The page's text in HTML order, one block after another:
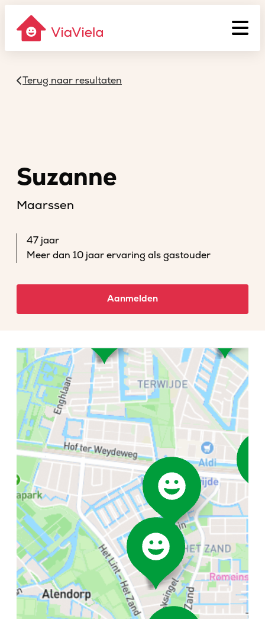
Terug naar resultaten
Suzanne
Maarssen
47 jaar
Meer dan 10 jaar ervaring als gastouder
Aanmelden